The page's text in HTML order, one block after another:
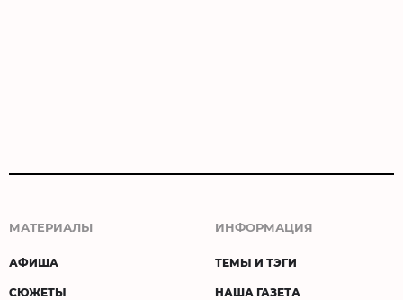
МАТЕРИАЛЫ
АФИША
СЮЖЕТЫ
ИНФОРМАЦИЯ
ТЕМЫ И ТЭГИ
НАША ГАЗЕТА